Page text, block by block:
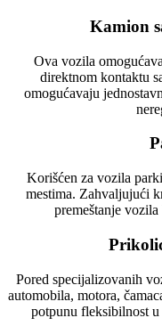
Kamion
Ova vozila
direktnom kontaktu
omogućavaju
Korišćen za vozila
mestima. Zahvaljujući
premeštanje
Pored specijalizovanih
automobila, motora,
potpunu fleksibilnost u